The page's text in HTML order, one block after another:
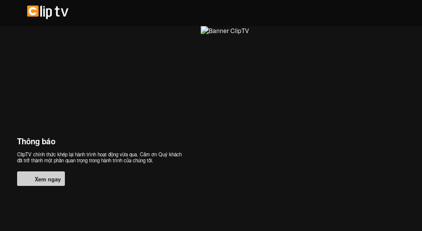
Thông báo
ClipTV chính thức khép lại hành trình hoạt động vừa qua. Cảm ơn Quý khách
đã trở thành một phần quan trọng trong hành trình của chúng tôi.
Xem ngay